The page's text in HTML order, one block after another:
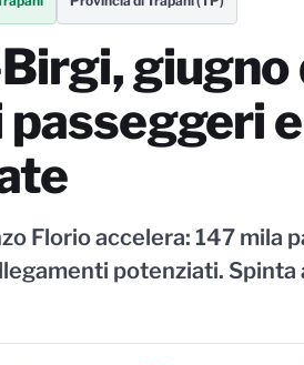
giugno
Florio accelera: 147 mila
potenziati. Spinta